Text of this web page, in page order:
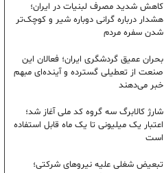
کاهش شدید مصرف لبنیات در ایران؛
هشدار درباره گرانی دوباره شیر و کوچک‌تر
شدن سفره مردم
بحران عمیق گردشگری ایران؛ فعالان این
صنعت از تعطیلی گسترده و آینده‌ای مبهم
خبر می‌دهند
شارژ کالابرگ سه گروه کد ملی آغاز شد؛
اعتبار یک میلیونی تا یک ماه قابل استفاده
است
تبعیض شغلی علیه نیروهای شرکتی؛